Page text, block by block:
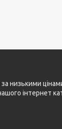
низькими
інтернет